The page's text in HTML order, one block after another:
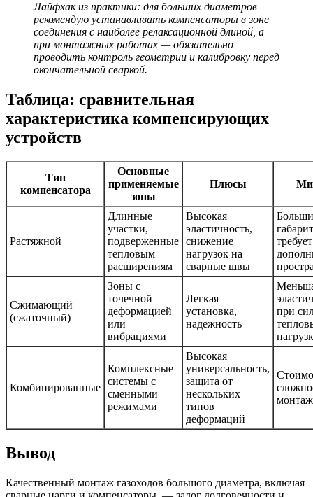
Лайфхак из практики: для больших диаметров
рекомендую устанавливать компенсаторы в зоне
соединения с наиболее релаксационной длиной, а
при монтажных работах — обязательно
проводить контроль геометрии и калибровку перед
окончательной сваркой.
Таблица: сравнительная
характеристика компенсирующих
устройств
Тип
компенсатора
Основные
применяемые
зоны
Плюсы
Растяжной
Длинные
участки,
подверженные
тепловым
расширениям
Высокая
эластичность,
снижение
нагрузок на
сварные швы
требует
Сжимающий
(сжаточный)
Зоны с
точечной
деформацией
или
вибрациями
Легкая
установка,
надежность
при
Комбинированные
Комплексные
системы с
сменными
режимами
Высокая
универсальность,
защита от
нескольких
типов
деформаций
Вывод
Качественный монтаж газоходов большого диаметра, включая